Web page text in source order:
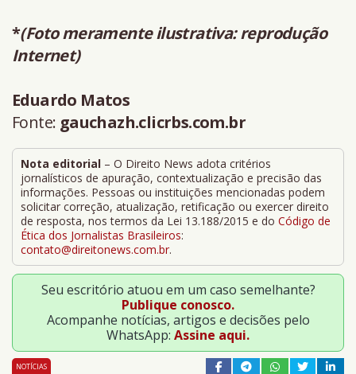
*(Foto meramente ilustrativa: reprodução
Internet)
Eduardo Matos
Fonte: gauchazh.clicrbs.com.br
Nota editorial – O Direito News adota critérios
jornalísticos de apuração, contextualização e precisão das
informações. Pessoas ou instituições mencionadas podem
solicitar correção, atualização, retificação ou exercer direito
de resposta, nos termos da Lei 13.188/2015 e do Código de
Ética dos Jornalistas Brasileiros:
contato@direitonews.com.br.
Seu escritório atuou em um caso semelhante?
Publique conosco.
Acompanhe notícias, artigos e decisões pelo
WhatsApp: Assine aqui.
NOTÍCIAS